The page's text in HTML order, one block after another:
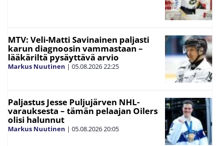
MTV: Veli-Matti Savinainen paljasti
karun diagnoosin vammastaan –
lääkäriltä pysäyttävä arvio
Markus Nuutinen | 05.08.202622:25
Paljastus Jesse Puljujärven NHL-
varauksesta – tämän pelaajan Oilers
olisi halunnut
Markus Nuutinen | 05.08.202620:05